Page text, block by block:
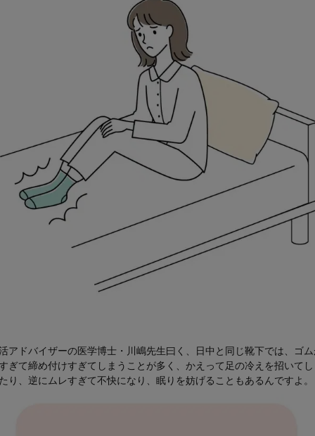
アドバイザーの医学博士・川嶋先生曰く、日中と同じ靴下では、ゴ
ぎて締め付けすぎてしまうことが多く、かえって足の冷えを招いて
り、逆にムレすぎて不快になり、眠りを妨げることもあるんですよ。